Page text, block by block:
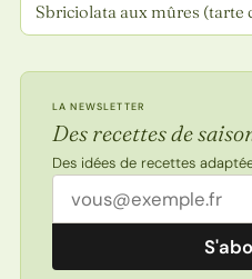
Sbriciolata aux mûres (tarte
LA NEWSLETTER
Des recettes de
Des idées de recettes
Adresse email